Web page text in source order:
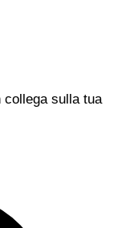
collega sulla tua